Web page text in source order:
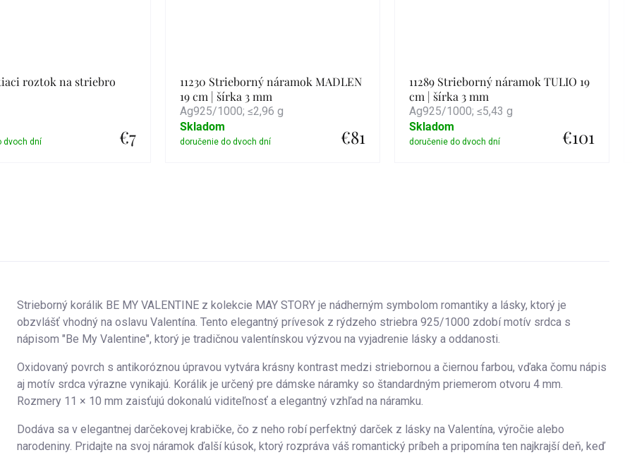
roztok na striebro
€7
11230 Strieborný náramok MADLEN
19 cm | šírka 3 mm
Ag925/1000; ≤2,96 g
€81
Skladom
11289 Strieborný náramok TULIO 19
cm | šírka 3 mm
Ag925/1000; ≤5,43 g
€101
Skladom
Strieborný korálik BE MY VALENTINE z kolekcie MAY STORY je nádherným symbolom romantiky a lásky, ktorý je
obzvlášť vhodný na oslavu Valentína. Tento elegantný prívesok z rýdzeho striebra 925/1000 zdobí motív srdca s
nápisom "Be My Valentine", ktorý je tradičnou valentínskou výzvou na vyjadrenie lásky a oddanosti.
Oxidovaný povrch s antikoróznou úpravou vytvára krásny kontrast medzi striebornou a čiernou farbou, vďaka čomu nápis
aj motív srdca výrazne vynikajú. Korálik je určený pre dámske náramky so štandardným priemerom otvoru 4 mm.
Rozmery 11 × 10 mm zaisťujú dokonalú viditeľnosť a elegantný vzhľad na náramku.
Dodáva sa v elegantnej darčekovej krabičke, čo z neho robí perfektný darček z lásky na Valentína, výročie alebo
narodeniny. Pridajte na svoj náramok ďalší kúsok, ktorý rozpráva váš romantický príbeh a pripomína ten najkrajší deň, keď